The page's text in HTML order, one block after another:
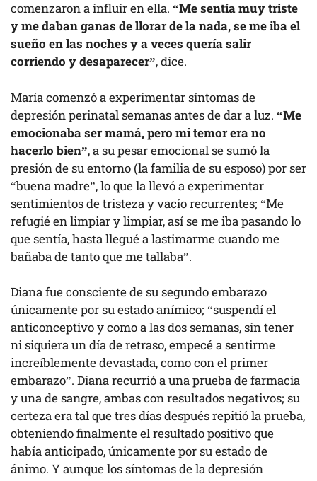
comenzaron a influir en ella. “Me sentía muy triste
y me daban ganas de llorar de la nada, se me iba el
sueño en las noches y a veces quería salir
corriendo y desaparecer”, dice.
María comenzó a experimentar síntomas de
depresión perinatal semanas antes de dar a luz. “Me
emocionaba ser mamá, pero mi temor era no
hacerlo bien”, a su pesar emocional se sumó la
presión de su entorno (la familia de su esposo) por ser
“buena madre”, lo que la llevó a experimentar
sentimientos de tristeza y vacío recurrentes; “Me
refugié en limpiar y limpiar, así se me iba pasando lo
que sentía, hasta llegué a lastimarme cuando me
bañaba de tanto que me tallaba”.
Diana fue consciente de su segundo embarazo
únicamente por su estado anímico; “suspendí el
anticonceptivo y como a las dos semanas, sin tener
ni siquiera un día de retraso, empecé a sentirme
increíblemente devastada, como con el primer
embarazo”. Diana recurrió a una prueba de farmacia
y una de sangre, ambas con resultados negativos; su
certeza era tal que tres días después repitió la prueba,
obteniendo finalmente el resultado positivo que
había anticipado, únicamente por su estado de
ánimo. Y aunque lossíntomasde la depresión